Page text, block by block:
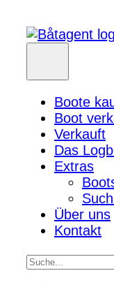
Boote
Boot
Verkauft
Das
Extras
Über uns
Kontakt